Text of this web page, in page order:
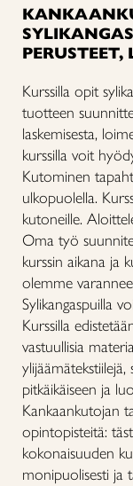
PERUSTEET,
Kurssilla opit
tuotteen
laskemisesta,
kurssilla voit
Kutominen
ulkopuolella.
kutoneille.
Oma työ
kurssin aikana ja
olemme
Sylikangaspuilla
Kurssilla
vastuullisia
pitkäikäiseen ja
Kankaankutojan
opintopisteitä:
kokonaisuuden
monipuolisesti ja